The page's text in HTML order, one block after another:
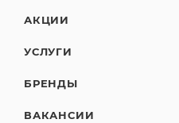
АКЦИИ
УСЛУГИ
БРЕНДЫ
ВАКАНСИИ